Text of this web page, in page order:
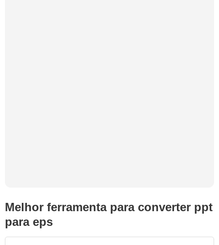
Melhor ferramenta para converter ppt
para eps